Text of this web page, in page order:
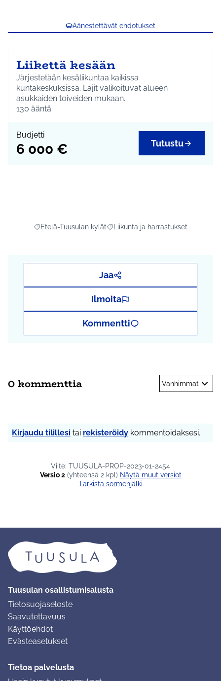
Äänestettävät ehdotukset
Liikettä kesään
Järjestetään kesäliikuntaa kaikissa
kuntakeskuksissa. Lajit valikoituvat alueen
asukkaiden toiveiden mukaan.
130 ääntä
Budjetti
6 000 € Tutustu
Rajaa tulokset aihepiirin mukaan: Etelä-Tuusulan kylät
Etelä-Tuusulan kylätRajaa tulokset teeman mukaan:
Liikunta ja harrastukset
Jaa
Ilmoita
Kommentti
0 kommenttia Vanhimmat
Kirjaudu tilillesi tai rekisteröidy kommentoidaksesi.
Viite: TUUSULA-PROP-2023-01-2454
Versio 2(yhteensä 2 kpl)
näytä muut versiot
Tarkista sormenjälki
Tuusulan osallistumisalusta
Tietosuojaseloste
Saavutettavuus
Käyttöehdot
Evästeasetukset
Tietoa palvelusta